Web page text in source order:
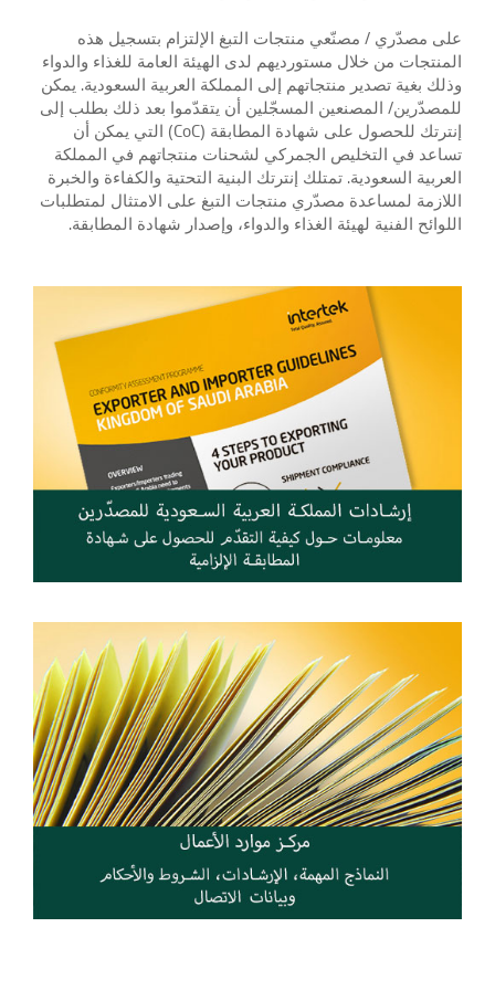
على مصدّري / مصنّعي منتجات التبغ الإلتزام بتسجيل هذه
المنتجات من خلال مستورديهم لدى الهيئة العامة للغذاء والدواء
وذلك بغية تصدير منتجاتهم إلى المملكة العربية السعودية. يمكن
للمصدّرين/ المصنعين المسجّلين أن يتقدّموا بعد ذلك بطلب إلى
إنترتك للحصول على شهادة المطابقة (CoC) التي يمكن أن
تساعد في التخليص الجمركي لشحنات منتجاتهم في المملكة
العربية السعودية. تمتلك إنترتك البنية التحتية والكفاءة والخبرة
اللازمة لمساعدة مصدّري منتجات التبغ على الامتثال لمتطلبات
اللوائح الفنية لهيئة الغذاء والدواء، وإصدار شهادة المطابقة.